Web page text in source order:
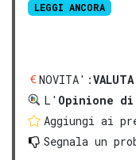
LEGGI ANCORA
NOVITA':
L' Opinione di
Aggiungi ai
Segnala un